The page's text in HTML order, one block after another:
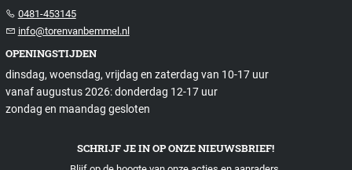
0481-453145
info@torenvanbemmel.nl
OPENINGSTIJDEN
dinsdag, woensdag, vrijdag en zaterdag van 10-17 uur
vanaf augustus 2026: donderdag 12-17 uur
zondag en maandag gesloten
SCHRIJF JE IN OP ONZE NIEUWSBRIEF!